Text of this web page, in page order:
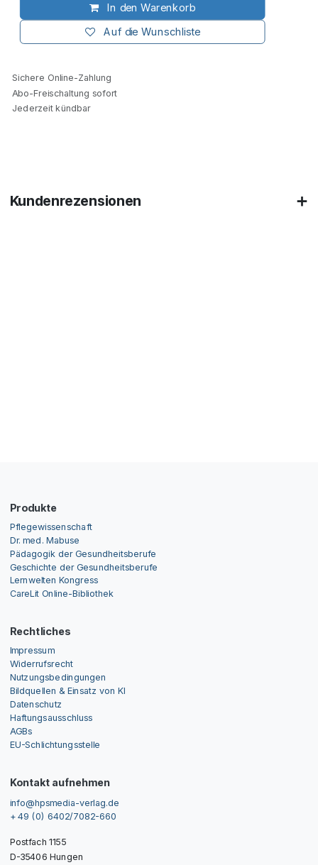
In den Warenkorb
Auf die Wunschliste
Sichere Online-Zahlung
Abo-Freischaltung sofort
Jederzeit kündbar
Kundenrezensionen
Produkte
Pflegewissenschaft
Dr. med. Mabuse
Pädagogik der Gesundheitsberufe
Geschichte der Gesundheitsberufe
Lernwelten Kongress
CareLit Online-Bibliothek
Rechtliches
Impressum
Widerrufsrecht
Nutzungsbedingungen
Bildquellen & Einsatz von KI
Datenschutz
Haftungsausschluss
AGBs
EU-Schlichtungsstelle
Kontakt aufnehmen
info@hpsmedia-verlag.de
+ 49 (0) 6402/7082-660
Postfach 1155
D-35406 Hungen